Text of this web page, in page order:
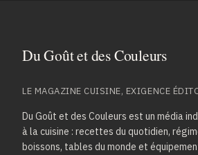
LE MAGAZINE CUISINE, EXIGENCE
Du Goût et des Couleurs est un média
à la cuisine : recettes du quotidien,
boissons, tables du monde et